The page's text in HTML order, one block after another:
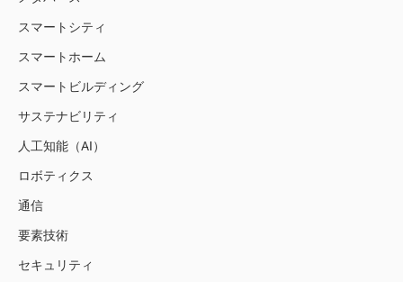
スマートシティ
スマートホーム
スマートビルディング
サステナビリティ
人工知能（AI）
ロボティクス
通信
要素技術
セキュリティ